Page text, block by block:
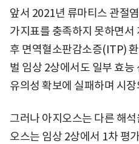
앞서 2021년 류마티스 관절
가지표를 충족하지 못하면서
후 면역혈소판감소증(ITP)
벌 임상 2상에서도 일부 효
유의성 확보에 실패하며 시
그러나 아지오스는 다른 해
오스는 임상 2상에서 1차 평